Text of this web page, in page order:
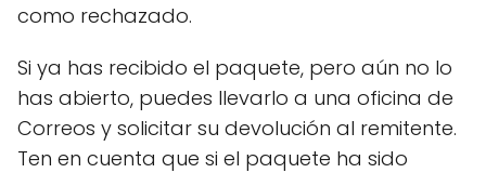
como rechazado.
Si ya has recibido el paquete, pero aún no lo
has abierto, puedes llevarlo a una oficina de
Correos y solicitar su devolución al remitente.
Ten en cuenta que si el paquete ha sido